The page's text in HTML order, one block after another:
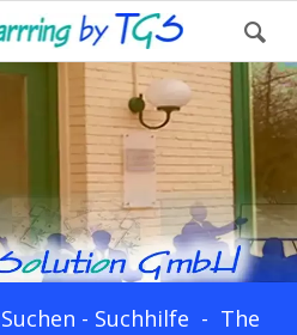
- Suchhilfe - The